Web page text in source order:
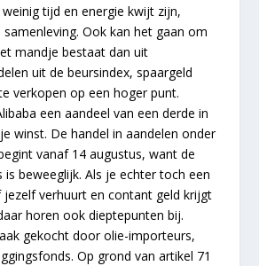
tijd en energie kwijt zijn,
Ook kan het gaan om
mandje bestaat dan uit
uit de beursindex, spaargeld
verkopen op een hoger punt.
een aandeel van een derde in
winst. De handel in aandelen onder
vanaf 14 augustus, want de
is beweeglijk. Als je echter toch een
verhuurt en contant geld krijgt
horen ook dieptepunten bij.
gekocht door olie-importeurs,
Op grond van artikel 71